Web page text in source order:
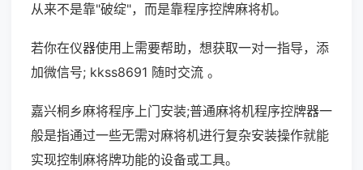
从来不是靠"破绽"，而是靠程序控牌麻将机。
若你在仪器使用上需要帮助，想获取一对一指导，添
加微信号; kkss8691 随时交流 。
嘉兴桐乡麻将程序上门安装;普通麻将机程序控牌器一
般是指通过一些无需对麻将机进行复杂安装操作就能
实现控制麻将牌功能的设备或工具。